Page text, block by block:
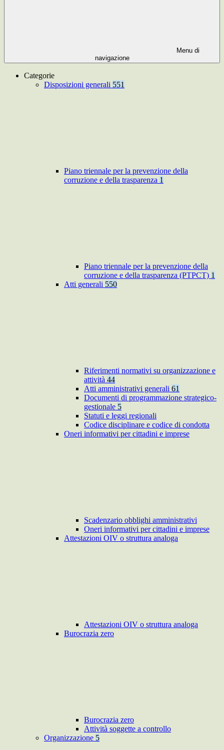
Menu di
navigazione
Categorie
Disposizioni generali 551
Piano triennale per la prevenzione della
corruzione e della trasparenza 1
Piano triennale per la prevenzione della
corruzione e della trasparenza (PTPCT) 1
Atti generali 550
Riferimenti normativi su organizzazione e
attività 44
Atti amministrativi generali 61
Documenti di programmazione strategico-
gestionale 5
Statuti e leggi regionali
Codice disciplinare e codice di condotta
Oneri informativi per cittadini e imprese
Scadenzario obblighi amministrativi
Oneri informativi per cittadini e imprese
Attestazioni OIV o struttura analoga
Attestazioni OIV o struttura analoga
Burocrazia zero
Burocrazia zero
Attività soggette a controllo
Organizzazione 5